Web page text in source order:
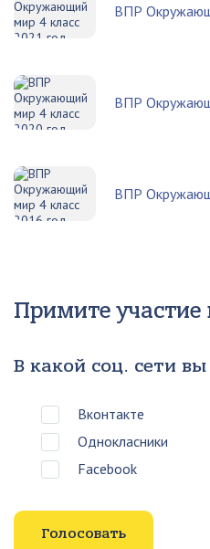
ВПР
ВПР
ВПР
Примите участие
В какой соц. сети
Вконтакте
Однокласники
Facebook